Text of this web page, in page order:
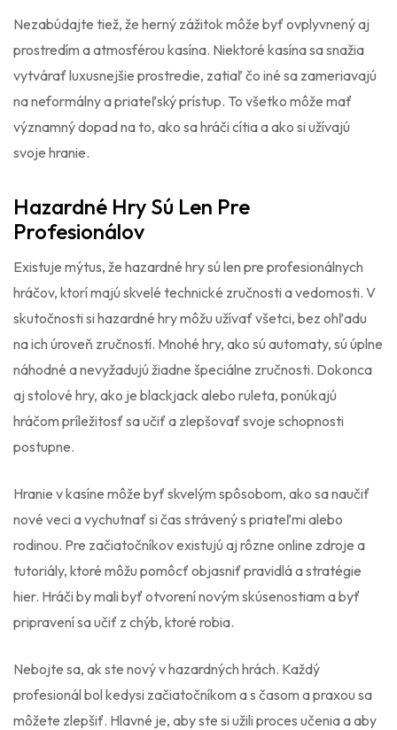
Nezabúdajte tiež, že herný zážitok môže byť ovplyvnený aj
prostredím a atmosférou kasína. Niektoré kasína sa snažia
vytvárať luxusnejšie prostredie, zatiaľ čo iné sa zameriavajú
na neformálny a priateľský prístup. To všetko môže mať
významný dopad na to, ako sa hráči cítia a ako si užívajú
svoje hranie.
Hazardné Hry Sú Len Pre
Profesionálov
Existuje mýtus, že hazardné hry sú len pre profesionálnych
hráčov, ktorí majú skvelé technické zručnosti a vedomosti. V
skutočnosti si hazardné hry môžu užívať všetci, bez ohľadu
na ich úroveň zručností. Mnohé hry, ako sú automaty, sú úplne
náhodné a nevyžadujú žiadne špeciálne zručnosti. Dokonca
aj stolové hry, ako je blackjack alebo ruleta, ponúkajú
hráčom príležitosť sa učiť a zlepšovať svoje schopnosti
postupne.
Hranie v kasíne môže byť skvelým spôsobom, ako sa naučiť
nové veci a vychutnať si čas strávený s priateľmi alebo
rodinou. Pre začiatočníkov existujú aj rôzne online zdroje a
tutoriály, ktoré môžu pomôcť objasniť pravidlá a stratégie
hier. Hráči by mali byť otvorení novým skúsenostiam a byť
pripravení sa učiť z chýb, ktoré robia.
Nebojte sa, ak ste nový v hazardných hrách. Každý
profesionál bol kedysi začiatočníkom a s časom a praxou sa
môžete zlepšiť. Hlavné je, aby ste si užili proces učenia a aby